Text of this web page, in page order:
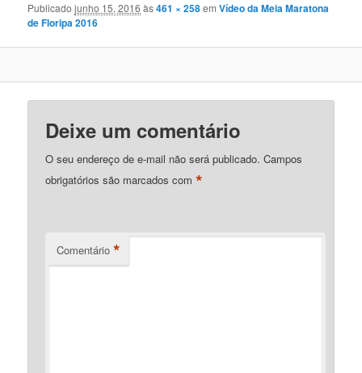
Publicadojunho 15, 2016 às461 × 258emVídeo da Meia Maratona
de Floripa 2016
Deixe um comentário
O seu endereço de e-mail não será publicado. Campos
obrigatórios são marcados com*
Comentário *